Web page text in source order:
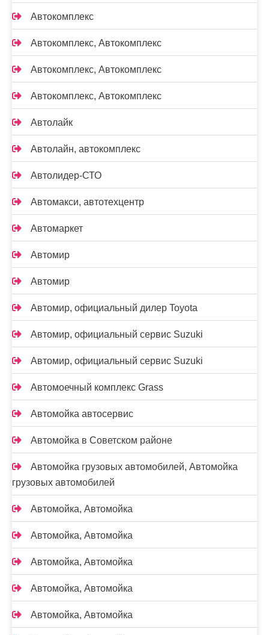
Автокомплекс
Автокомплекс, Автокомплекс
Автокомплекс, Автокомплекс
Автокомплекс, Автокомплекс
Автолайк
Автолайн, автокомплекс
Автолидер-СТО
Автомакси, автотехцентр
Автомаркет
Автомир
Автомир
Автомир, официальный дилер Toyota
Автомир, официальный сервис Suzuki
Автомир, официальный сервис Suzuki
Автомоечный комплекс Grass
Автомойка автосервис
Автомойка в Советском районе
Автомойка грузовых автомобилей, Автомойка
грузовых автомобилей
Автомойка, Автомойка
Автомойка, Автомойка
Автомойка, Автомойка
Автомойка, Автомойка
Автомойка, Автомойка